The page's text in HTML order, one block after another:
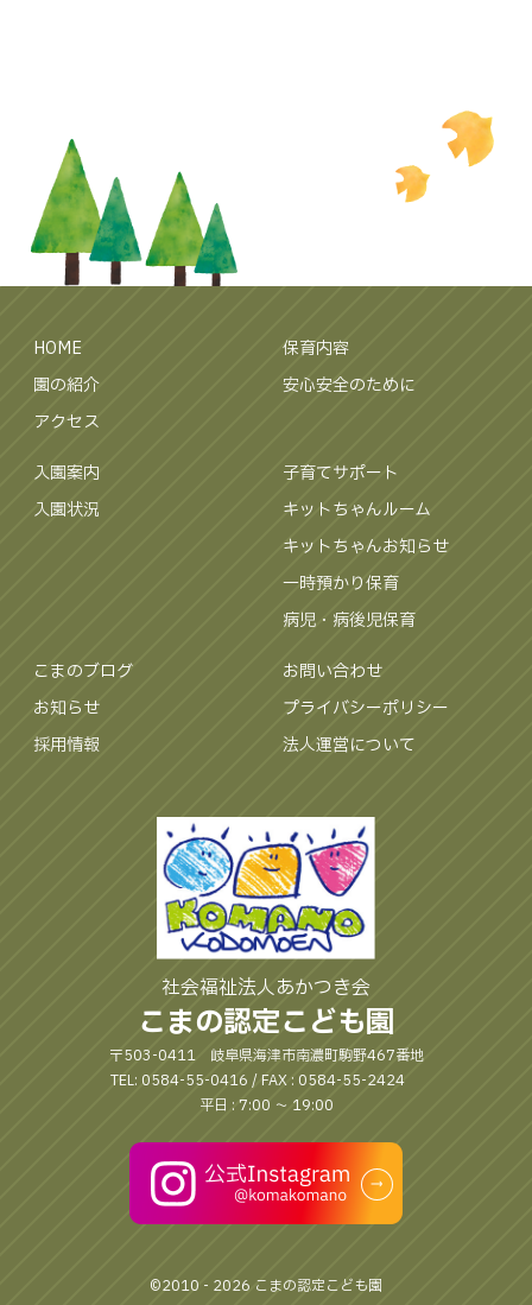
HOME
園の紹介
アクセス
保育内容
安心安全のために
入園案内
入園状況
子育てサポート
キットちゃんルーム
キットちゃんお知らせ
一時預かり保育
病児・病後児保育
こまのブログ
お知らせ
採用情報
お問い合わせ
プライバシーポリシー
法人運営について
社会福祉法人あかつき会
こまの認定こども園
〒503-0411 岐阜県海津市南濃町駒野467番地
TEL: 0584-55-0416 / FAX : 0584-55-2424
平日 : 7:00 〜 19:00
©2010 - 2026 こまの認定こども園